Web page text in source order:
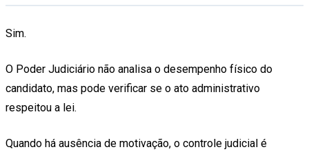
Sim.
O Poder Judiciário não analisa o desempenho físico do
candidato, mas pode verificar se o ato administrativo
respeitou a lei.
Quando há ausência de motivação, o controle judicial é